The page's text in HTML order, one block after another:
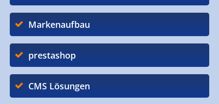
Markenaufbau
prestashop
CMS Lösungen